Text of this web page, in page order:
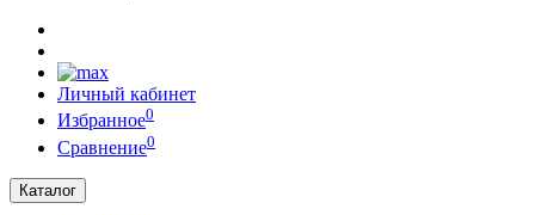
Личный кабинет
Избранное0
Сравнение0
Каталог